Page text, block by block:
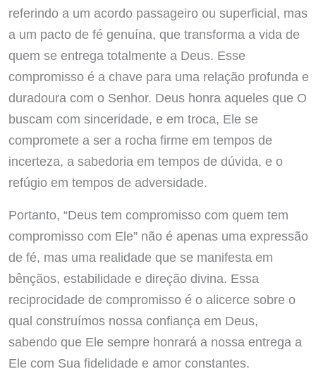
referindo a um acordo passageiro ou superficial, mas
a um pacto de fé genuína, que transforma a vida de
quem se entrega totalmente a Deus. Esse
compromisso é a chave para uma relação profunda e
duradoura com o Senhor. Deus honra aqueles que O
buscam com sinceridade, e em troca, Ele se
compromete a ser a rocha firme em tempos de
incerteza, a sabedoria em tempos de dúvida, e o
refúgio em tempos de adversidade.
Portanto, “Deus tem compromisso com quem tem
compromisso com Ele” não é apenas uma expressão
de fé, mas uma realidade que se manifesta em
bênçãos, estabilidade e direção divina. Essa
reciprocidade de compromisso é o alicerce sobre o
qual construímos nossa confiança em Deus,
sabendo que Ele sempre honrará a nossa entrega a
Ele com Sua fidelidade e amor constantes.